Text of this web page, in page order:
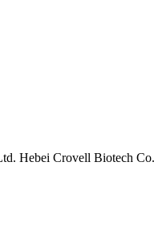
Hebei Crovell Biotech